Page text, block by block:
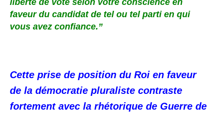
liberté de vote selon votre conscience en
faveur du candidat de tel ou tel parti en qui
vous avez confiance.”
Cette prise de position du Roi en faveur
de la démocratie pluraliste contraste
fortement avec la rhétorique de Guerre de